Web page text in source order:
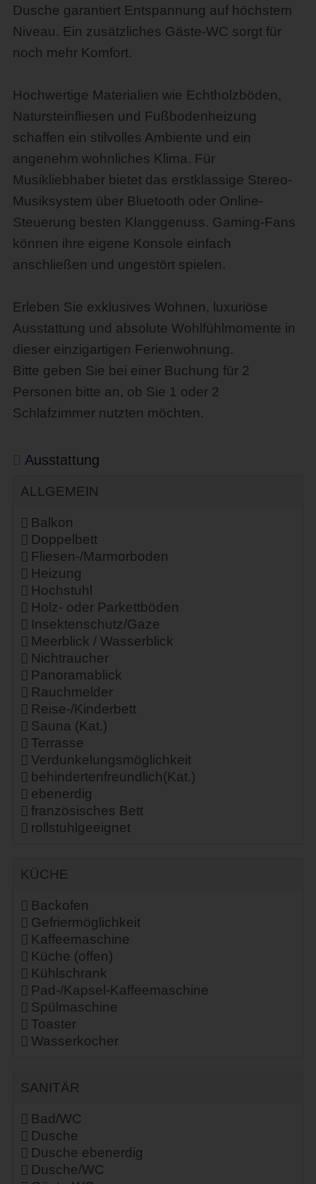
Dusche garantiert Entspannung auf höchstem
Niveau. Ein zusätzliches Gäste-WC sorgt für
noch mehr Komfort.
Hochwertige Materialien wie Echtholzböden,
Natursteinfliesen und Fußbodenheizung
schaffen ein stilvolles Ambiente und ein
angenehm wohnliches Klima. Für
Musikliebhaber bietet das erstklassige Stereo-
Musiksystem über Bluetooth oder Online-
Steuerung besten Klanggenuss. Gaming-Fans
können ihre eigene Konsole einfach
anschließen und ungestört spielen.
Erleben Sie exklusives Wohnen, luxuriöse
Ausstattung und absolute Wohlfühlmomente in
dieser einzigartigen Ferienwohnung.
Bitte geben Sie bei einer Buchung für 2
Personen bitte an, ob Sie 1 oder 2
Schlafzimmer nutzten möchten.
Ausstattung
ALLGEMEIN
Balkon
Doppelbett
Fliesen-/Marmorboden
Heizung
Hochstuhl
Holz- oder Parkettböden
Insektenschutz/Gaze
Meerblick / Wasserblick
Nichtraucher
Panoramablick
Rauchmelder
Reise-/Kinderbett
Sauna (Kat.)
Terrasse
Verdunkelungsmöglichkeit
behindertenfreundlich(Kat.)
ebenerdig
französisches Bett
rollstuhlgeeignet
KÜCHE
Backofen
Gefriermöglichkeit
Kaffeemaschine
Küche (offen)
Kühlschrank
Pad-/Kapsel-Kaffeemaschine
Spülmaschine
Toaster
Wasserkocher
SANITÄR
Bad/WC
Dusche
Dusche ebenerdig
Dusche/WC